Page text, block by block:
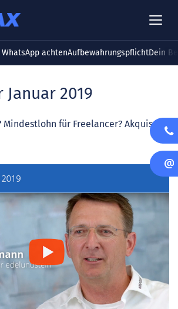
achtenAufbewahrungspflichtDein
2019
Mindestlohn für Freelancer? Akquise-